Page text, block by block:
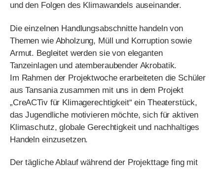
Im Rahmen der Projektwoche erarbeiteten die Schüler
aus Tansania zusammen mit uns in dem Projekt
„CreACTiv für Klimagerechtigkeit“ ein Theaterstück,
das Jugendliche motivieren möchte, sich für aktiven
Klimaschutz, globale Gerechtigkeit und nachhaltiges
Handeln einzusetzen.
Der tägliche Ablauf während der Projekttage fing mit
einer kurzen gemeinsamen Aufwärmphase an.
Anschließend gingen alle Schüler und Schülerinnen in
ihre einzelnen Gruppen. Die Akrobatik-Gruppe steigerte
Teil einer Choreographie waren. Auch die Tanz- und